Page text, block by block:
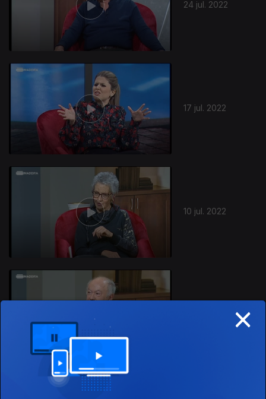
24 jul. 2022
17 jul. 2022
10 jul. 2022
×